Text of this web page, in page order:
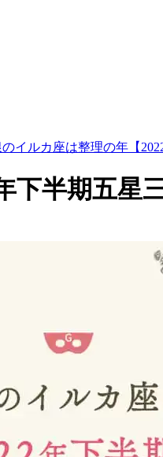
イルカ座は整理の年【
半期五星